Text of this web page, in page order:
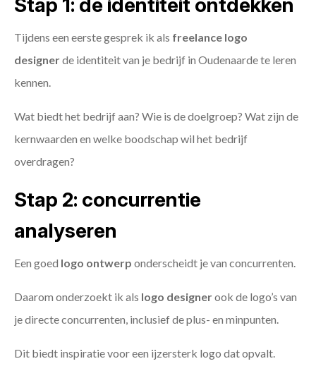
Stap 1: de identiteit ontdekken
Tijdens een eerste gesprek ik als freelance logo
designerde identiteit van je bedrijf in Oudenaarde te leren
kennen.
Wat biedt het bedrijf aan? Wie is de doelgroep? Wat zijn de
kernwaarden en welke boodschap wil het bedrijf
overdragen?
Stap 2: concurrentie
analyseren
Een goed logo ontwerp onderscheidt je van concurrenten.
Daarom onderzoekt ik als logo designerook de logo’s van
je directe concurrenten, inclusief de plus- en minpunten.
Dit biedt inspiratie voor een ijzersterk logo dat opvalt.